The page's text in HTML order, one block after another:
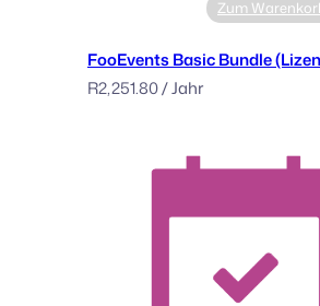
n
s
Zum
FooEvents Basic Bundle
R2,251.80/ Jahr